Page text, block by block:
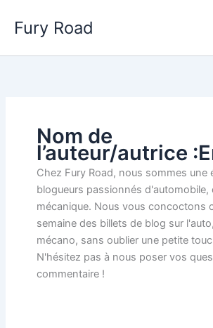
Fury Road
Nom de
l’auteur/autrice
Chez Fury Road, nous sommes une
blogueurs passionnés d'automobile,
mécanique. Nous vous concoctons
semaine des billets de blog sur
mécano, sans oublier une petite
N'hésitez pas à nous poser vos
commentaire !